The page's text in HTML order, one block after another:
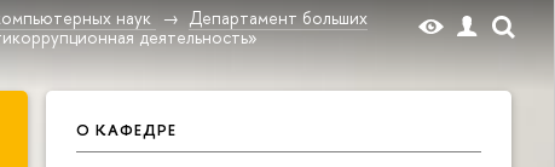
наук
Департамент больших
деятельность»
О КАФЕДРЕ